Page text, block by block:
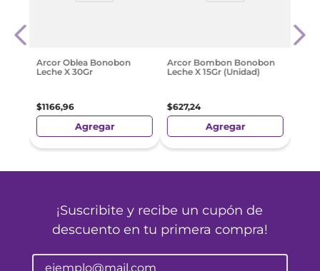
Arcor Oblea Bonobon
Leche X 30Gr
$1166,96
Agregar
Arcor Bombon Bonobon
Leche X 15Gr (Unidad)
$627,24
Agregar
¡Suscribite y recibe un cupón de
descuento en tu primera compra!